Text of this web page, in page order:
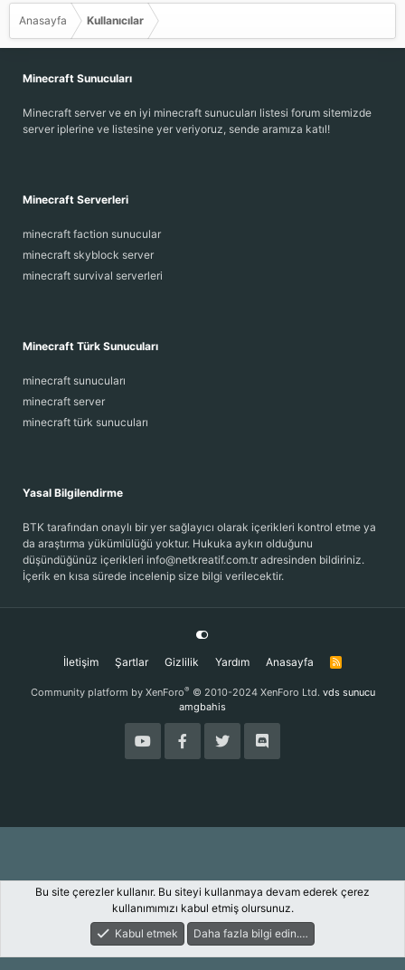
Anasayfa Kullanıcılar
Minecraft Sunucuları
Minecraft server ve en iyi minecraft sunucuları listesi forum sitemizde
server iplerine ve listesine yer veriyoruz, sende aramıza katıl!
Minecraft Serverleri
minecraft faction sunucular
minecraft skyblock server
minecraft survival serverleri
Minecraft Türk Sunucuları
minecraft sunucuları
minecraft server
minecraft türk sunucuları
Yasal Bilgilendirme
BTK tarafından onaylı bir yer sağlayıcı olarak içerikleri kontrol etme ya
da araştırma yükümlülüğü yoktur. Hukuka aykırı olduğunu
düşündüğünüz içerikleri info@netkreatif.com.tr adresinden bildiriniz.
İçerik en kısa sürede incelenip size bilgi verilecektir.
İletişim Şartlar Gizlilik Yardım Anasayfa
R
Community platform by XenForo® © 2010-2024 XenForo Ltd. vds sunucu
amgbahis
Keşfet Giriş Yap Kayıt Ol
Bu site çerezler kullanır. Bu siteyi kullanmaya devam ederek çerez
kullanımımızı kabul etmiş olursunuz.
Kabul etmek
Daha fazla bilgi edin.…